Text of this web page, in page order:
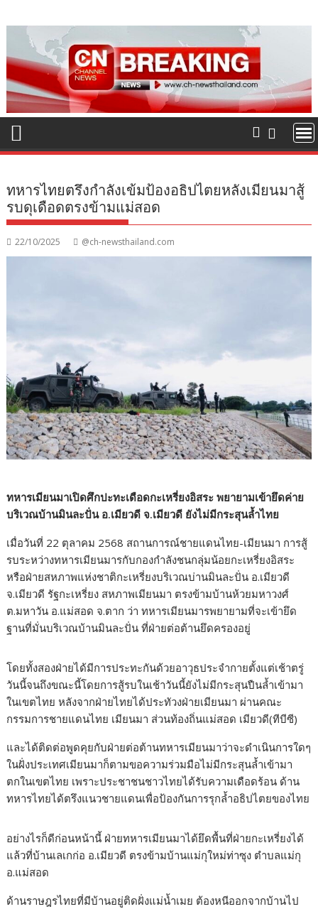
to
content
ทหารไทยตรึงกำลังเข้มป้องอธิปไตยหลังเมียนมาสู้
รบดุเดือดตรงข้ามแม่สอด
22/10/2025 @ch-newsthailand.com
ทหารเมียนมาเปิดศึกปะทะเดือดกะเหรี่ยงอิสระ พยายามเข้ายึดค่าย
บริเวณบ้านมินละปั่น อ.เมียวดี จ.เมียวดี ยังไม่มีกระสุนล้ำไทย
เมื่อวันที่ 22 ตุลาคม 2568 สถานการณ์ชายแดนไทย-เมียนมา การสู้
รบระหว่างทหารเมียนมารกับกองกำลังชนกลุ่มน้อยกะเหรี่ยงอิสระ
หรือฝ่ายสหภาพแห่งชาติกะเหรี่ยงบริเวณบ่านมินละปั่น อ.เมียวดี
จ.เมียวดี รัฐกะเหรี่ยง สหภาพเมียนมา ตรงข้ามบ้านห้วยมหาวงศ์
ต.มหาวัน อ.แม่สอด จ.ตาก ว่า ทหารเมียนมารพยายามที่จะเข้ายึด
ฐานที่มั่นบริเวณบ้านมินละปั่น ที่ฝ่ายต่อต้านยึดครองอยู่
โดยทั้งสองฝ่ายได้มีการประทะกันด้วยอาวุธประจำกายตั้งแต่เช้าตรู่
วันนี้จนถึงขณะนี้โดยการสู้รบในเช้าวันนี้ยังไม่มีกระสุนปืนล้ำเข้ามา
ในเขตไทย หลังจากฝ่ายไทยได้ประทัวงฝ่ายเมียนมา ผ่านคณะ
กรรมการชายแดนไทย เมียนมา ส่วนท้องถิ่นแม่สอด เมียวดี(ทีบีซี)
และได้ติดต่อพูดคุยกับฝ่ายต่อต้านทหารเมียนมาว่าจะดำเนินการใดๆ
ในฝั่งประเทศเมียนมาก็ตามขอความร่วมมือไม่มีกระสุนล้ำเข้ามา
ตกในเขตไทย เพราะประชาชนชาวไทยได้รับความเดือดร้อน ด้าน
ทหารไทยได้ตรึงแนวชายแดนเพื่อป้องกันการรุกล้ำอธิปไตยของไทย
อย่างไรก็ดีก่อนหน้านี้ ฝ่ายทหารเมียนมาได้ยึดพื้นที่ฝ่ายกะเหรี่ยงได้
แล้วที่บ้านเลเกก่อ อ.เมียวดี ตรงข้ามบ้านแม่กุใหม่ท่าซุง ตำบลแม่กุ
อ.แม่สอด
ด้านราษฎรไทยที่มีบ้านอยู่ติดฝั่งแม่น้ำเมย ต้องหนีออกจากบ้านไป